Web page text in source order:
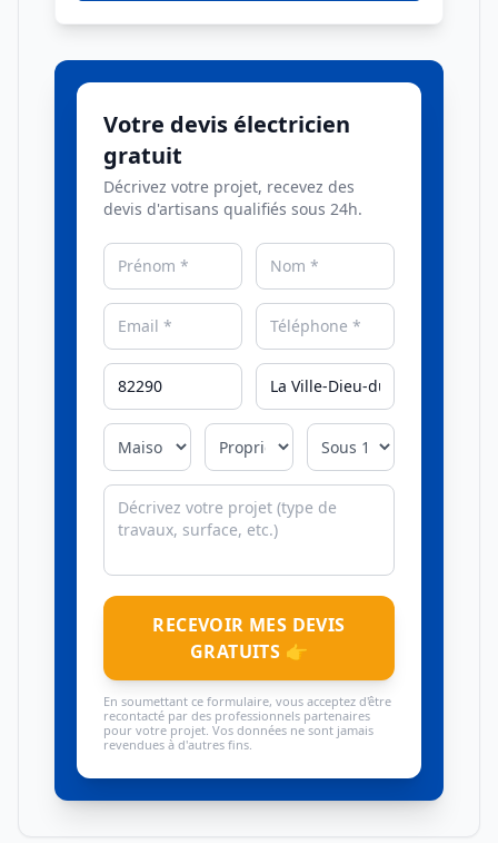
Votre devis électricien
gratuit
Décrivez votre projet, recevez des
devis d'artisans qualifiés sous 24h.
RECEVOIR MES DEVIS
GRATUITS 👉
En soumettant ce formulaire, vous acceptez d'être
recontacté par des professionnels partenaires
pour votre projet. Vos données ne sont jamais
revendues à d'autres fins.